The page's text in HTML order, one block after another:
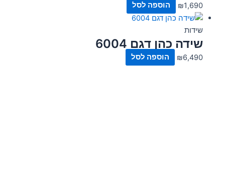
₪1,690 הוספה לסל
שידות
שידה כהן דגם 6004
₪6,490 הוספה לסל